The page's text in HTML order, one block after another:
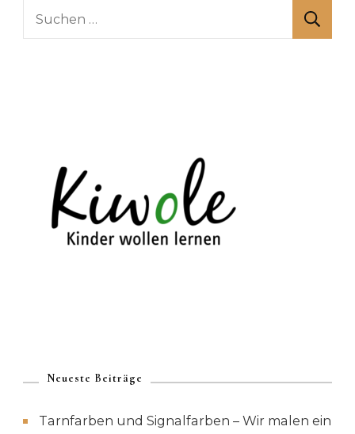
Suchen
Neueste Beiträge
Tarnfarben und Signalfarben – Wir malen ein